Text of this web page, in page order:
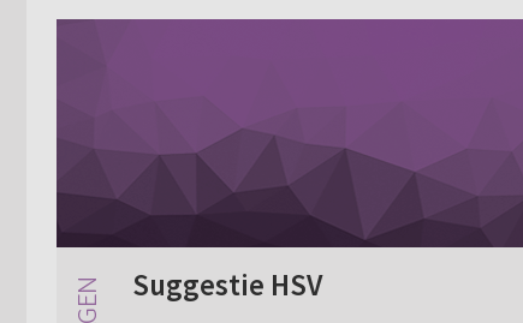
Suggestie HSV